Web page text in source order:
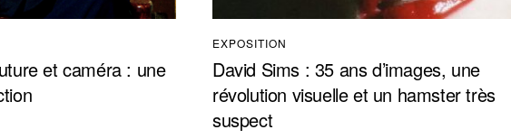
et caméra : une
EXPOSITION
David Sims : 35 ans d’images, une
révolution visuelle et un hamster très
suspect